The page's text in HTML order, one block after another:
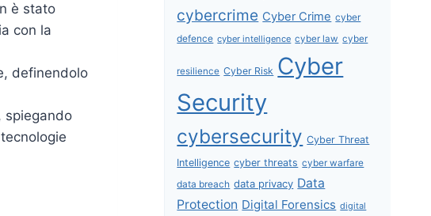
è stato
con la
definendolo
spiegando
cybercrime Cyber Crime cyber
defence cyber intelligence cyber law cyber
resilience Cyber Risk Cyber
Security
cybersecurity Cyber Threat
Intelligence cyber threats cyber warfare
data breach data privacy Data
Protection Digital Forensics digital